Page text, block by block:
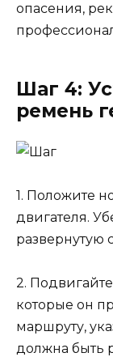
опасения,
Шаг 4:
ремень
1. Положите
двигателя.
развернутую
2.
которые он
маршруту,
должна быть